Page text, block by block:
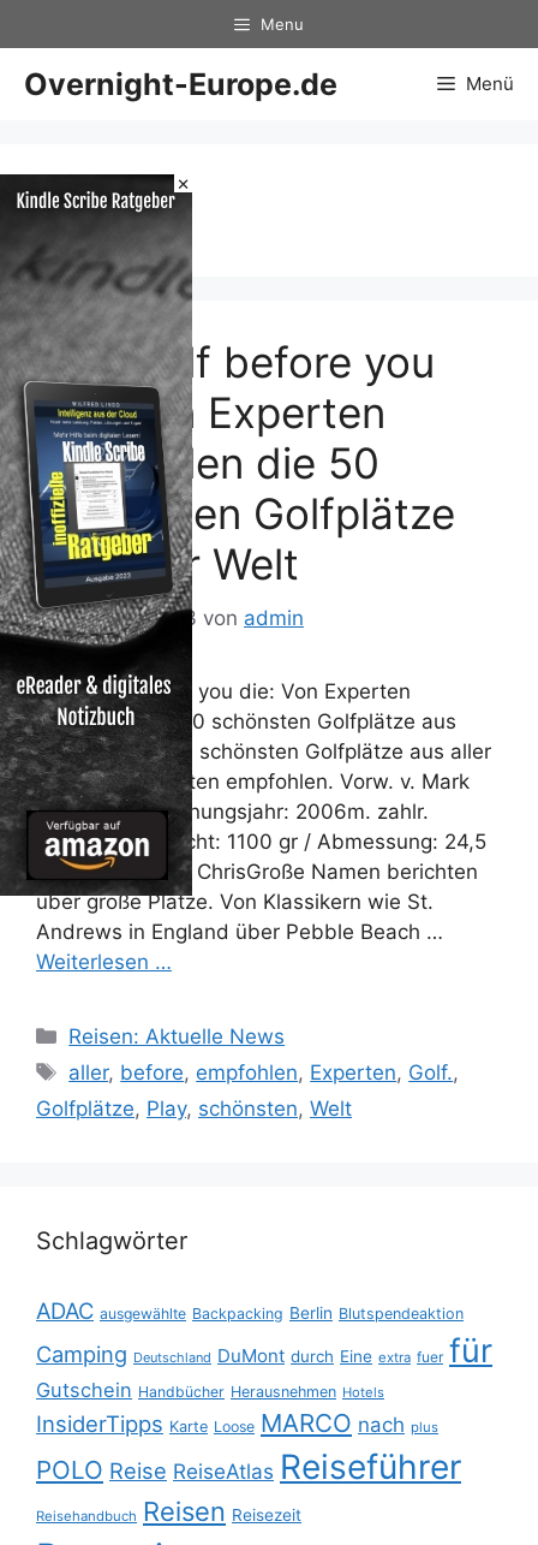
×
Inhalt
springen
Menu
Overnight-Europe.de Menü
aller
Play Golf before you
die: Von Experten
empfohlen die 50
schönsten Golfplätze
aus aller Welt
30. August 2013 von admin
Play Golf before you die: Von Experten
empfohlen die 50 schönsten Golfplätze aus
aller Welt Die 50 schönsten Golfplätze aus aller
Welt. Von Experten empfohlen. Vorw. v. Mark
O“MearaErscheinungsjahr: 2006m. zahlr.
Farbfotos.Gewicht: 1100 gr / Abmessung: 24,5
cmVon Santella, ChrisGroße Namen berichten
über große Plätze. Von Klassikern wie St.
Andrews in England über Pebble Beach …
Weiterlesen …
Kategorien
Reisen: Aktuelle News
Schlagwörter
aller, before, empfohlen, Experten, Golf.,
Golfplätze, Play, schönsten, Welt
Schlagwörter
ADAC ausgewählte Backpacking Berlin Blutspendeaktion
Camping Deutschland DuMont durch Eine extra fuer für
Gutschein Handbücher Herausnehmen Hotels
InsiderTipps Karte Loose MARCO nach plus
POLO Reise ReiseAtlas Reiseführer
Reisehandbuch Reisen Reisezeit